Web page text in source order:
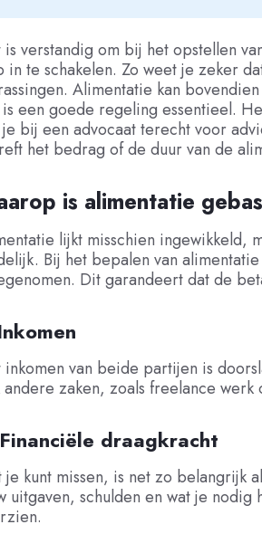
is verstandig om bij het opstellen
in te schakelen. Zo weet je zeker
Alimentatie kan
is een goede regeling essentieel.
je bij een advocaat terecht voor
het bedrag of de duur van de
is alimentatie
lijkt misschien ingewikkeld,
Bij het bepalen van
Dit garandeert dat de
inkomen van beide partijen is
andere zaken, zoals freelance
draagkracht
je kunt missen, is net zo belangrijk
uitgaven, schulden en wat je